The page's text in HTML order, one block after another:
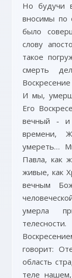
Но будучи
вносимы по
было
слову
такое
смерть
И мы,
Его
вечный - и
времени,
умереть…
Павла, как
живые, как
вечным
умерла
говорит:
область
теле